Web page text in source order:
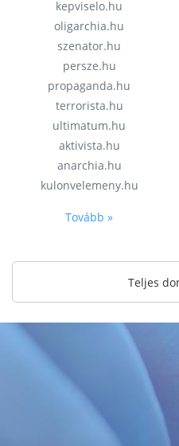
kepviselo.hu
oligarchia.hu
szenator.hu
persze.hu
propaganda.hu
terrorista.hu
ultimatum.hu
aktivista.hu
anarchia.hu
kulonvelemeny.hu
Tovább »
Teljes